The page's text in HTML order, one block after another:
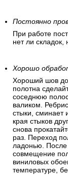
Постоянно
При работе
нет ли
Хорошо
Хороший шов
полотна
соседнюю
валиком.
стыки, сминает
края стыков
снова
раз. Переход
ладонью. После
совмещение
виниловых
температуре,